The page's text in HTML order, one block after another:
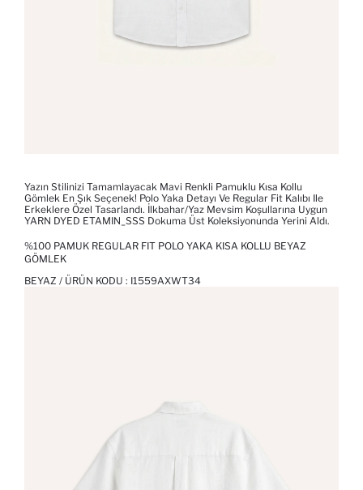
Yazın Stilinizi Tamamlayacak Mavi Renkli Pamuklu Kısa Kollu
Gömlek En Şık Seçenek! Polo Yaka Detayı Ve Regular Fit Kalıbı Ile
Erkeklere Özel Tasarlandı. İlkbahar/yaz Mevsim Koşullarına Uygun
YARN DYED ETAMIN_SSS Dokuma Üst Koleksiyonunda Yerini Aldı.
%100 PAMUK REGULAR FIT POLO YAKA KISA KOLLU BEYAZ
GÖMLEK
BEYAZ / ÜRÜN KODU : I1559AXWT34